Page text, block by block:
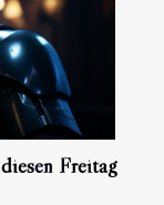
Freitag